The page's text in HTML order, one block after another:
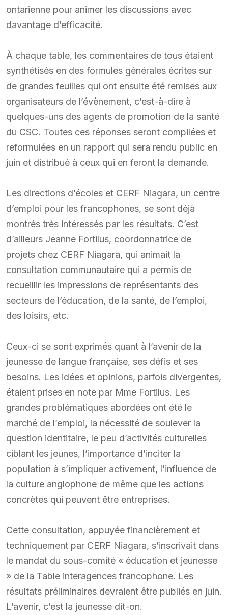
ontarienne pour animer les discussions avec
davantage d’efficacité.
À chaque table, les commentaires de tous étaient
synthétisés en des formules générales écrites sur
de grandes feuilles qui ont ensuite été remises aux
organisateurs de l’évènement, c’est-à-dire à
quelques-uns des agents de promotion de la santé
du CSC. Toutes ces réponses seront compilées et
reformulées en un rapport qui sera rendu public en
juin et distribué à ceux qui en feront la demande.
Les directions d’écoles et CERF Niagara, un centre
d’emploi pour les francophones, se sont déjà
montrés très intéressés par les résultats. C’est
d’ailleurs Jeanne Fortilus, coordonnatrice de
projets chez CERF Niagara, qui animait la
consultation communautaire qui a permis de
recueillir les impressions de représentants des
secteurs de l’éducation, de la santé, de l’emploi,
des loisirs, etc.
Ceux-ci se sont exprimés quant à l’avenir de la
jeunesse de langue française, ses défis et ses
besoins. Les idées et opinions, parfois divergentes,
étaient prises en note par Mme Fortilus. Les
grandes problématiques abordées ont été le
marché de l’emploi, la nécessité de soulever la
question identitaire, le peu d’activités culturelles
ciblant les jeunes, l’importance d’inciter la
population à s’impliquer activement, l’influence de
la culture anglophone de même que les actions
concrètes qui peuvent être entreprises.
Cette consultation, appuyée financièrement et
techniquement par CERF Niagara, s’inscrivait dans
le mandat du sous-comité « éducation et jeunesse
» de la Table interagences francophone. Les
résultats préliminaires devraient être publiés en juin.
L’avenir, c’est la jeunesse dit-on.